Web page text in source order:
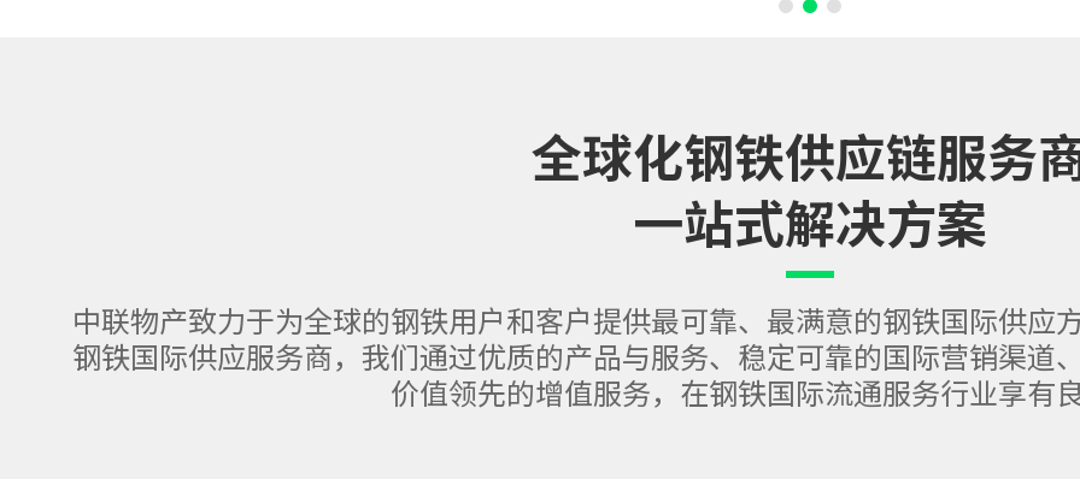
全球化钢铁供应链服务
一站式解决方案
中联物产致力于为全球的钢铁用户和客户提供最可靠、最满意的钢铁国际供应
钢铁国际供应服务商，我们通过优质的产品与服务、稳定可靠的国际营销渠道
价值领先的增值服务，在钢铁国际流通服务行业享有